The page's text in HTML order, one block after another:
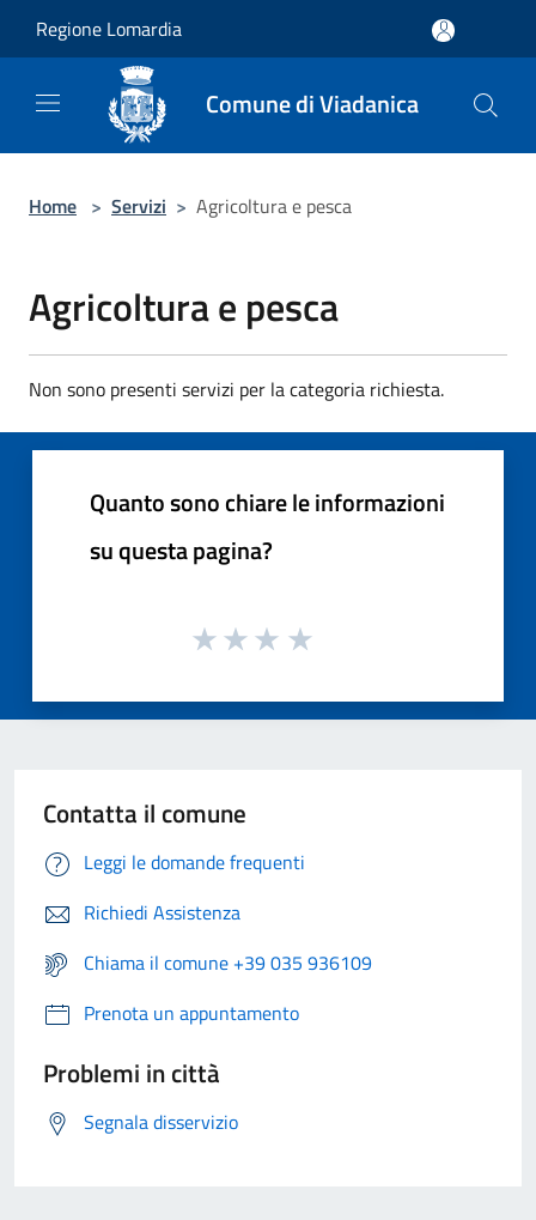
Regione Lomardia
Comune di Viadanica
Home > Servizi > Agricoltura e pesca
Agricoltura e pesca
Non sono presenti servizi per la categoria richiesta.
Quanto sono chiare le informazioni
su questa pagina?
Contatta il comune
Leggi le domande frequenti
Richiedi Assistenza
Chiama il comune +39 035 936109
Prenota un appuntamento
Problemi in città
Segnala disservizio